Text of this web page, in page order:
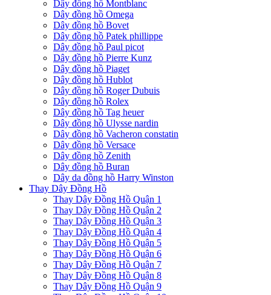
Dây đồng hồ Montblanc
Dây đồng hồ Omega
Dây đồng hồ Bovet
Dây đồng hồ Patek phillippe
Dây đồng hồ Paul picot
Dây đồng hồ Pierre Kunz
Dây đồng hồ Piaget
Dây đồng hồ Hublot
Dây đồng hồ Roger Dubuis
Dây đồng hồ Rolex
Dây đồng hồ Tag heuer
Dây đồng hồ Ulysse nardin
Dây đồng hồ Vacheron constatin
Dây đồng hồ Versace
Dây đồng hồ Zenith
Dây đồng hồ Buran
Dây da đồng hồ Harry Winston
Thay Dây Đồng Hồ
Thay Dây Đồng Hồ Quận 1
Thay Dây Đồng Hồ Quận 2
Thay Dây Đồng Hồ Quận 3
Thay Dây Đồng Hồ Quận 4
Thay Dây Đồng Hồ Quận 5
Thay Dây Đồng Hồ Quận 6
Thay Dây Đồng Hồ Quận 7
Thay Dây Đồng Hồ Quận 8
Thay Dây Đồng Hồ Quận 9